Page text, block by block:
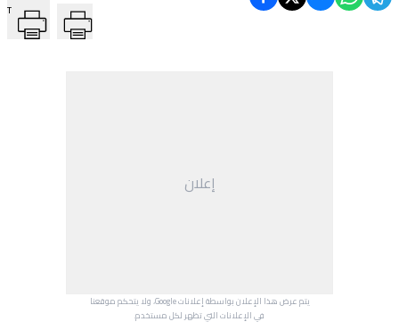
مواقف
T
إعلان
يتم عرض هذا الإعلان بواسطة إعلانات Google، ولا يتحكم موقعنا
في الإعلانات التي تظهر لكل مستخدم.